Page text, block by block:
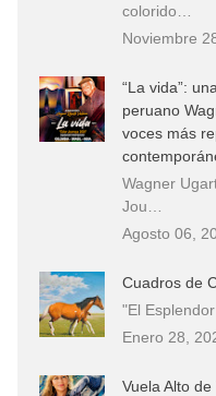
colorido…
Noviembre
“La vida”:
peruano
voces más
Wagner
Jou…
Agosto 06,
Cuadros de
"El
Enero 28,
Vuela Alto